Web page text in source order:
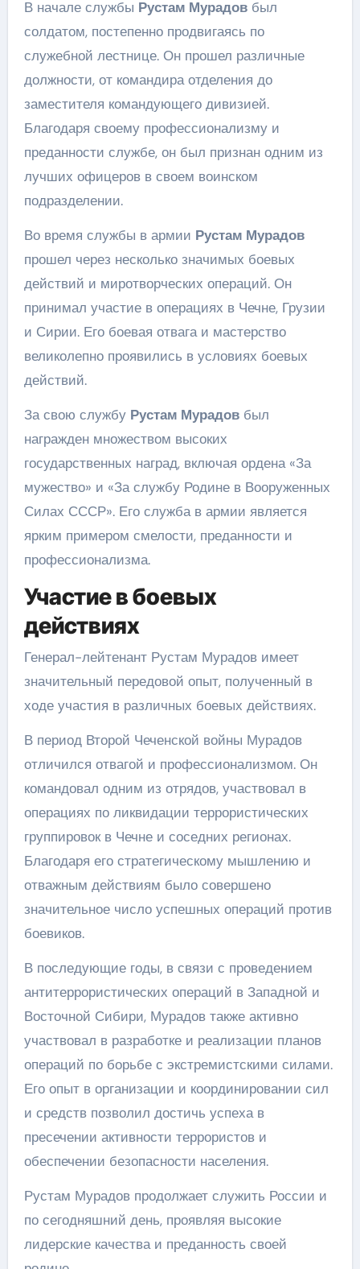
В начале службы Рустам Мурадовбыл
солдатом, постепенно продвигаясь по
служебной лестнице. Он прошел различные
должности, от командира отделения до
заместителя командующего дивизией.
Благодаря своему профессионализму и
преданности службе, он был признан одним из
лучших офицеров в своем воинском
подразделении.
Во время службы в армии Рустам Мурадов
прошел через несколько значимых боевых
действий и миротворческих операций. Он
принимал участие в операциях в Чечне, Грузии
и Сирии. Его боевая отвага и мастерство
великолепно проявились в условиях боевых
действий.
За свою службу Рустам Мурадовбыл
награжден множеством высоких
государственных наград, включая ордена «За
мужество» и «За службу Родине в Вооруженных
Силах СССР». Его служба в армии является
ярким примером смелости, преданности и
профессионализма.
Участие в боевых
действиях
Генерал-лейтенант Рустам Мурадов имеет
значительный передовой опыт, полученный в
ходе участия в различных боевых действиях.
В период Второй Чеченской войны Мурадов
отличился отвагой и профессионализмом. Он
командовал одним из отрядов, участвовал в
операциях по ликвидации террористических
группировок в Чечне и соседних регионах.
Благодаря его стратегическому мышлению и
отважным действиям было совершено
значительное число успешных операций против
боевиков.
В последующие годы, в связи с проведением
антитеррористических операций в Западной и
Восточной Сибири, Мурадов также активно
участвовал в разработке и реализации планов
операций по борьбе с экстремистскими силами.
Его опыт в организации и координировании сил
и средств позволил достичь успеха в
пресечении активности террористов и
обеспечении безопасности населения.
Рустам Мурадов продолжает служить России и
по сегодняшний день, проявляя высокие
лидерские качества и преданность своей